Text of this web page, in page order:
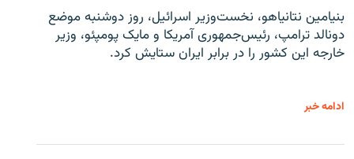
بنیامین نتانیاهو، نخست‌وزیر اسرائیل، روز دوشنبه موضع
دونالد ترامپ، رئیس‌جمهوری آمریکا و مایک پومپئو، وزیر
خارجه این کشور را در برابر ایران ستایش کرد.
ادامه خبر